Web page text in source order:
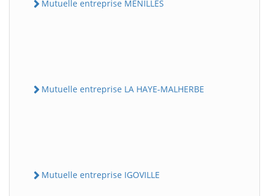
Mutuelle entreprise MENILLES
Mutuelle entreprise LA HAYE-MALHERBE
Mutuelle entreprise IGOVILLE